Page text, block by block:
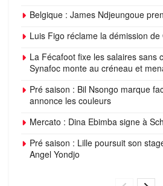
Belgique : James Ndjeungoue
Luis Figo réclame la démission
La Fécafoot fixe les salaires sans
Synafoc monte au créneau et
Pré saison : Bil Nsongo marque
annonce les couleurs
Mercato : Dina Ebimba signe à
Pré saison : Lille poursuit son
Angel Yondjo